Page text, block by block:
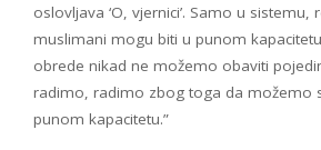
oslovljava ‘O, vjernici’. Samo u sistemu,
muslimani mogu biti u punom
obrede nikad ne možemo obaviti
radimo, radimo zbog toga da možemo
punom kapacitetu.”